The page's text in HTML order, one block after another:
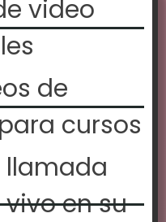
video
de
cursos
llamada
en su